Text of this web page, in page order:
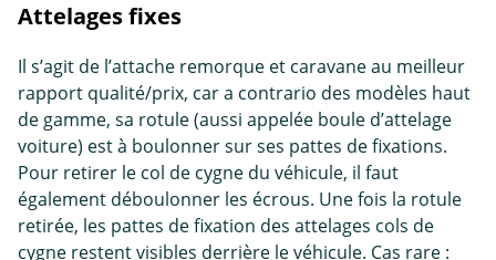
Attelages fixes
Il s’agit de l’attache remorque et caravane au meilleur
rapport qualité/prix, car a contrario des modèles haut
de gamme, sa rotule (aussi appelée boule d’attelage
voiture) est à boulonner sur ses pattes de fixations.
Pour retirer le col de cygne du véhicule, il faut
également déboulonner les écrous. Une fois la rotule
retirée, les pattes de fixation des attelages cols de
cygne restent visibles derrière le véhicule. Cas rare :